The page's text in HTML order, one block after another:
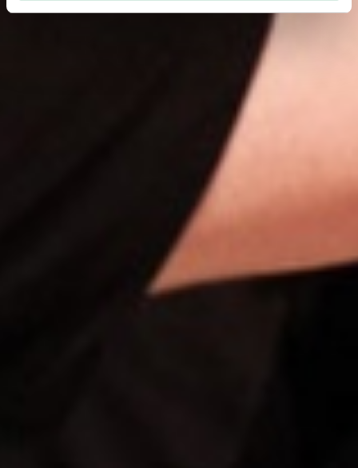
weiteren Daten zusammen, die Sie ihnen bereitgestellt
haben oder die sie im Rahmen Ihrer Nutzung der Dienste